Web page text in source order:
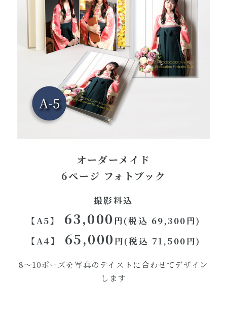
オーダーメイド
6ページ フォトブック
撮影料込
【A5】
63,000 円(税込 69,300円)
【A4】
65,000 円(税込 71,500円)
8～10ポーズを写真のテイストに合わせてデザイン
します